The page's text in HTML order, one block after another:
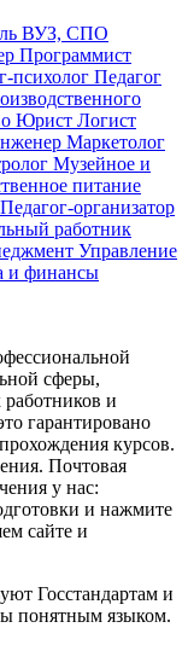
ВУЗ, СПО
Программист
психолог Педагог
Юрист Логист
Маркетолог
Музейное и
питание
Педагог-организатор
работник
Управление
и финансы
сферы,
работников и
гарантировано
курсов.
Почтовая
у нас:
и нажмите
сайте и
Госстандартам и
понятным языком.